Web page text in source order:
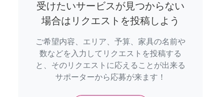
受けたいサービスが見つからない
場合はリクエストを投稿しよう
ご希望内容、エリア、予算、家具の名前や
数などを入力してリクエストを投稿する
と、そのリクエストに応えることが出来る
サポーターから応募が来ます！